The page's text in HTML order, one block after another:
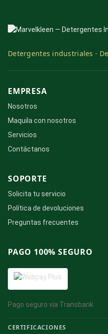
Detergentes industriales ·
EMPRESA
Nosotros
Maquila con nosotros
Servicios
Contáctanos
SOPORTE
Solicita tu servicio
Política de devoluciones
Preguntas frecuentes
PAGO 100% SEGURO
Pago seguro vía Transbank
CERTIFICACIONES